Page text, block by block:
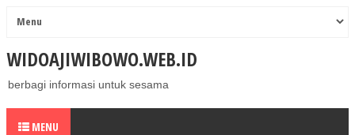
WIDOAJIWIBOWO.WEB.ID
berbagi informasi untuk sesama
MENU